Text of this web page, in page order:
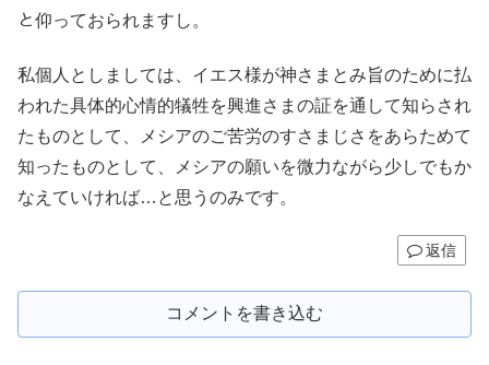
と仰っておられますし。
私個人としましては、イエス様が神さまとみ旨のために払
われた具体的心情的犠牲を興進さまの証を通して知らされ
たものとして、メシアのご苦労のすさまじさをあらためて
知ったものとして、メシアの願いを微力ながら少しでもか
なえていければ…と思うのみです。
返信
コメントを書き込む